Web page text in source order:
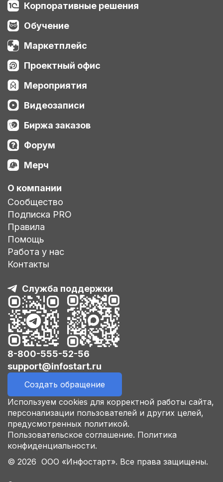
Корпоративные решения
Обучение
Маркетплейс
Проектный офис
Мероприятия
Видеозаписи
Биржа заказов
Форум
Мерч
О компании
Сообщество
Подписка PRO
Правила
Помощь
Работа у нас
Контакты
Служба поддержки
8-800-555-52-56
support@infostart.ru
Создать обращение
Используем cookies для корректной работы сайта,
персонализации пользователей и других целей,
предусмотренных политикой.
Пользовательское соглашение. Политика
конфиденциальности.
© 2026 ООО «Инфостарт». Все права защищены.